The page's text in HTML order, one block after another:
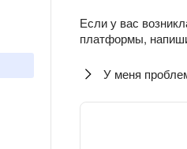
Если у вас
платформы,
У меня